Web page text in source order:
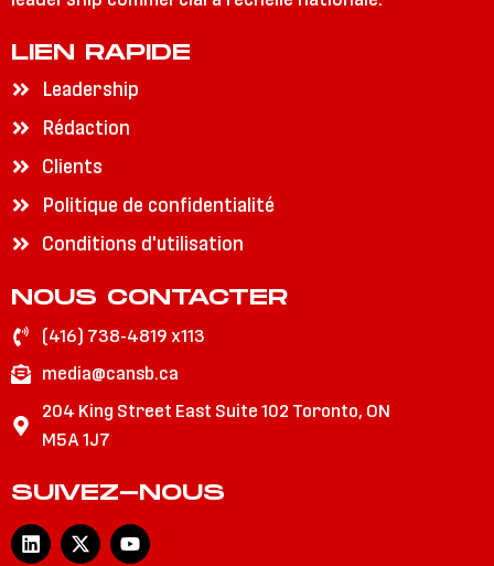
LIEN RAPIDE
Leadership
Rédaction
Clients
Politique de confidentialité
Conditions d'utilisation
NOUS CONTACTER
(416) 738-4819 x113
media@cansb.ca
204 King Street East Suite 102 Toronto, ON
M5A 1J7
SUIVEZ-NOUS
L
i
X
-
Y
o